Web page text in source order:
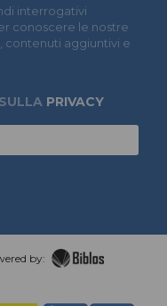
interrogativi
conoscere le nostre
contenuti aggiuntivi e
PRIVACY
by: